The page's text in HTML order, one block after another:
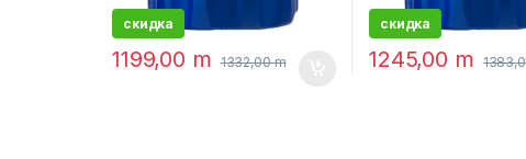
скидка
1199,00 m 1332,00m
скидка
1245,00 m